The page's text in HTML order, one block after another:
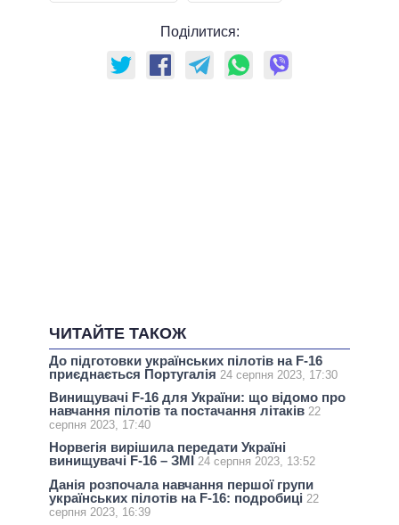
Поділитися:
ЧИТАЙТЕ ТАКОЖ
До підготовки українських пілотів на F-16
приєднається Португалія 24 серпня 2023, 17:30
Винищувачі F-16 для України: що відомо про
навчання пілотів та постачання літаків 22
серпня 2023, 17:40
Норвегія вирішила передати Україні
винищувачі F-16 – ЗМІ 24 серпня 2023, 13:52
Данія розпочала навчання першої групи
українських пілотів на F-16: подробиці 22
серпня 2023, 16:39